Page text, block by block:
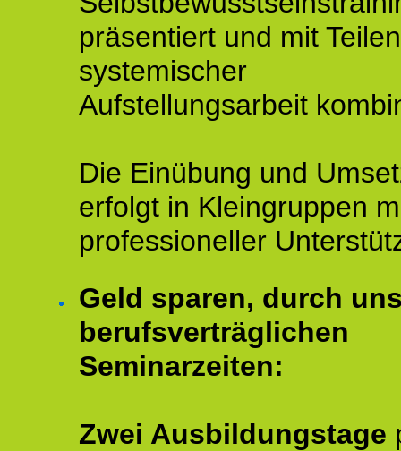
präsentiert und mit Teilen
systemischer
Aufstellungsarbeit
Die Einübung und
erfolgt in Kleingruppen
professioneller
Geld sparen, durch
berufsverträglichen
Seminarzeiten:
Zwei Ausbildungstage